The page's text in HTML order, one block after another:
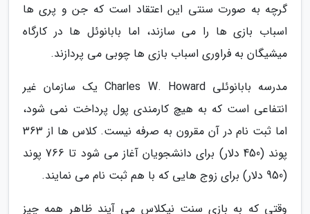
گرچه به صورت سنتی این اعتقاد است که جن و پری ها
اسباب بازی ها را می سازند، اما بابانوئل ها در کارگاه
میشیگان به فراوری اسباب بازی ها چوبی می پردازند.
مدرسه بابانوئلی Charles W. Howard یک سازمان غیر
انتفاعی است که به هیچ کارمندی پول پرداخت نمی شود،
اما ثبت نام در آن مقرون به صرفه نیست. کلاس ها از 363
پوند (450 دلار) برای دانشجویان آغاز می شود تا 766 پوند
(950 دلار) برای زوج هایی که با هم ثبت نام می نمایند.
وقتی که به بازی سنت نیکلاس می آیند ظاهر همه چیز